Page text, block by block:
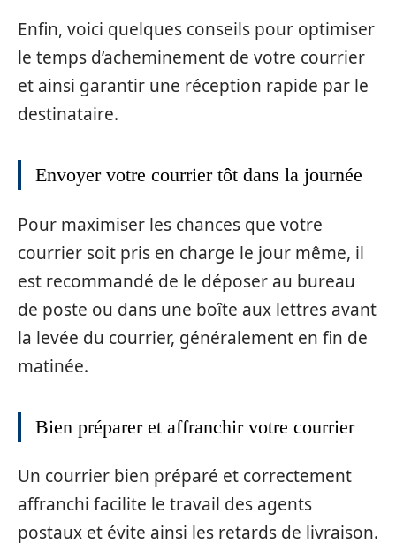
Enfin, voici quelques conseils pour optimiser
le temps d’acheminement de votre courrier
et ainsi garantir une réception rapide par le
destinataire.
Envoyer votre courrier tôt dans la journée
Pour maximiser les chances que votre
courrier soit pris en charge le jour même, il
est recommandé de le déposer au bureau
de poste ou dans une boîte aux lettres avant
la levée du courrier, généralement en fin de
matinée.
Bien préparer et affranchir votre courrier
Un courrier bien préparé et correctement
affranchi facilite le travail des agents
postaux et évite ainsi les retards de livraison.